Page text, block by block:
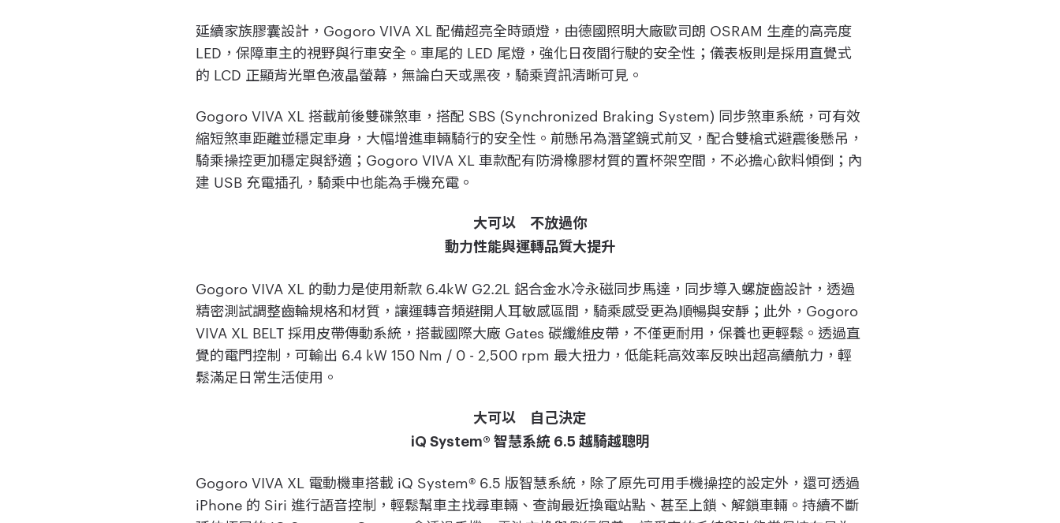
延續家族膠囊設計，Gogoro VIVA XL 配備超亮全時頭燈，由德國照明大廠歐司朗 OSRAM 生產的高亮度
LED，保障車主的視野與行車安全。車尾的 LED 尾燈，強化日夜間行駛的安全性；儀表板則是採用直覺式
的 LCD 正顯背光單色液晶螢幕，無論白天或黑夜，騎乘資訊清晰可見。
Gogoro VIVA XL 搭載前後雙碟煞車，搭配 SBS (Synchronized Braking System) 同步煞車系統，可有效
縮短煞車距離並穩定車身，大幅增進車輛騎行的安全性。前懸吊為潛望鏡式前叉，配合雙槍式避震後懸吊，
騎乘操控更加穩定與舒適；Gogoro VIVA XL 車款配有防滑橡膠材質的置杯架空間，不必擔心飲料傾倒；內
建 USB 充電插孔，騎乘中也能為手機充電。
大可以 不放過你
動力性能與運轉品質大提升
Gogoro VIVA XL 的動力是使用新款 6.4kW G2.2L 鋁合金水冷永磁同步馬達，同步導入螺旋齒設計，透過
精密測試調整齒輪規格和材質，讓運轉音頻避開人耳敏感區間，騎乘感受更為順暢與安靜；此外，Gogoro
VIVA XL BELT 採用皮帶傳動系統，搭載國際大廠 Gates 碳纖維皮帶，不僅更耐用，保養也更輕鬆。透過直
覺的電門控制，可輸出 6.4 kW 150 Nm / 0 - 2,500 rpm 最大扭力，低能耗高效率反映出超高續航力，輕
鬆滿足日常生活使用。
大可以 自己決定
iQ System® 智慧系統 6.5 越騎越聰明
Gogoro VIVA XL 電動機車搭載 iQ System® 6.5 版智慧系統，除了原先可用手機操控的設定外，還可透過
iPhone 的 Siri 進行語音控制，輕鬆幫車主找尋車輛、查詢最近換電站點、甚至上鎖、解鎖車輛。持續不斷